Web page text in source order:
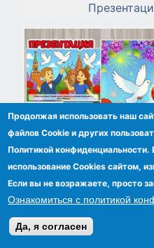
Продолжая использовать наш
файлов Сookie и других
Политикой
использование Cookies сайтом,
Если вы не возражаете, просто
Ознакомиться с политикой
Да, я согласен